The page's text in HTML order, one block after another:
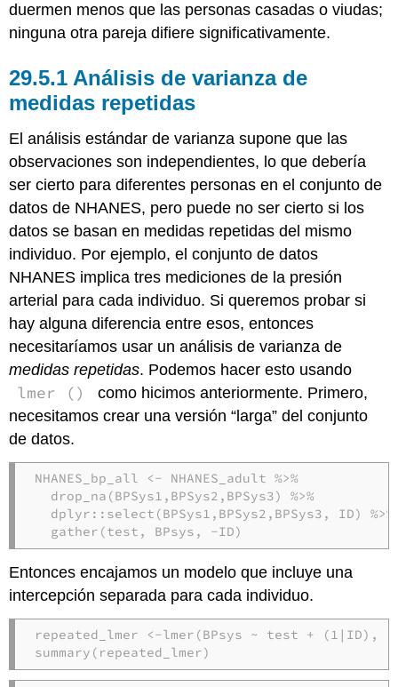
duermen menos que las personas casadas o viudas;
ninguna otra pareja difiere significativamente.
29.5.1 Análisis de varianza de
medidas repetidas
El análisis estándar de varianza supone que las
observaciones son independientes, lo que debería
ser cierto para diferentes personas en el conjunto de
datos de NHANES, pero puede no ser cierto si los
datos se basan en medidas repetidas del mismo
individuo. Por ejemplo, el conjunto de datos
NHANES implica tres mediciones de la presión
arterial para cada individuo. Si queremos probar si
hay alguna diferencia entre esos, entonces
necesitaríamos usar un análisis de varianza de
medidas repetidas. Podemos hacer esto usando
lmer ()
como hicimos anteriormente. Primero,
necesitamos crear una versión “larga” del conjunto
de datos.
NHANES_bp_all <- NHANES_adult %>%
drop_na (BPSys1,BPSys2,BPSys3) %>%
dplyr :: select (BPSys1,BPSys2,BPSys3, ID) %>%
gather (test, BPsys, -ID)
Entonces encajamos un modelo que incluye una
intercepción separada para cada individuo.
repeated_lmer <-lmer (BPsys ~ test + (1 | ID),
summary (repeated_lmer)